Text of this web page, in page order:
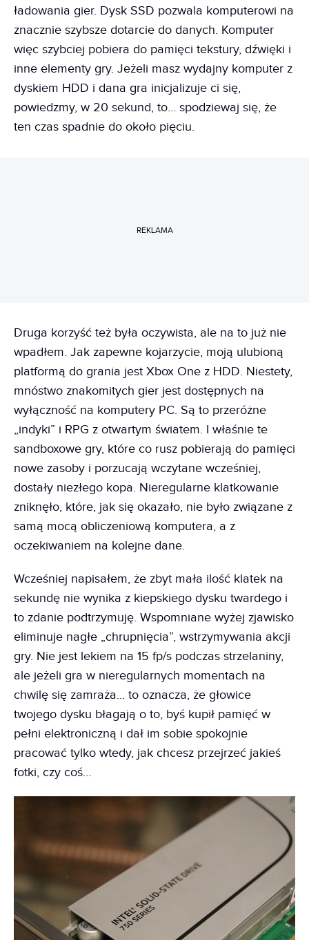
ładowania gier. Dysk SSD pozwala komputerowi na
znacznie szybsze dotarcie do danych. Komputer
więc szybciej pobiera do pamięci tekstury, dźwięki i
inne elementy gry. Jeżeli masz wydajny komputer z
dyskiem HDD i dana gra inicjalizuje ci się,
powiedzmy, w 20 sekund, to… spodziewaj się, że
ten czas spadnie do około pięciu.
REKLAMA
Druga korzyść też była oczywista, ale na to już nie
wpadłem. Jak zapewne kojarzycie, moją ulubioną
platformą do grania jest Xbox One z HDD. Niestety,
mnóstwo znakomitych gier jest dostępnych na
wyłączność na komputery PC. Są to przeróżne
„indyki” i RPG z otwartym światem. I właśnie te
sandboxowe gry, które co rusz pobierają do pamięci
nowe zasoby i porzucają wczytane wcześniej,
dostały niezłego kopa. Nieregularne klatkowanie
zniknęło, które, jak się okazało, nie było związane z
samą mocą obliczeniową komputera, a z
oczekiwaniem na kolejne dane.
Wcześniej napisałem, że zbyt mała ilość klatek na
sekundę nie wynika z kiepskiego dysku twardego i
to zdanie podtrzymuję. Wspomniane wyżej zjawisko
eliminuje nagłe „chrupnięcia”, wstrzymywania akcji
gry. Nie jest lekiem na 15 fp/s podczas strzelaniny,
ale jeżeli gra w nieregularnych momentach na
chwilę się zamraża... to oznacza, że głowice
twojego dysku błagają o to, byś kupił pamięć w
pełni elektroniczną i dał im sobie spokojnie
pracować tylko wtedy, jak chcesz przejrzeć jakieś
fotki, czy coś…